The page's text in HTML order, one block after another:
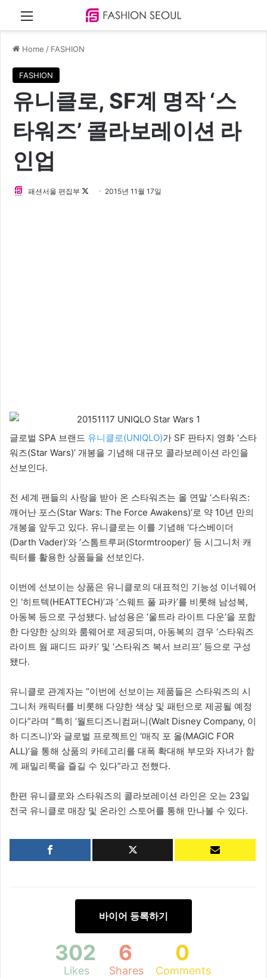
Home / FASHION
FASHION
유니클로, SF계 명작 ‘스
타워즈’ 콜라보레이션 라
인업
패션서울 편집부 2015년 11월 17일
글로벌 SPA 브랜드 유니클로(UNIQLO)가 SF 판타지 영화 ‘스타
워즈(Star Wars)’ 개봉을 기념해 대규모 콜라보레이션 라인을
선보인다.
전 세계 팬들의 사랑을 받아 온 스타워즈는 올 연말 ‘스타워즈:
깨어난 포스(Star Wars: The Force Awakens)’로 약 10년 만의
개봉을 앞두고 있다. 유니클로는 이를 기념해 ‘다스베이더
(Darth Vader)’와 ‘스톰트루퍼(Stormtrooper)’ 등 시그니처 캐
릭터를 활용한 상품들을 선보인다.
이번에 선보이는 상품은 유니클로의 대표적인 기능성 이너웨어
인 ‘히트텍(HEATTECH)’과 ‘스웨트 풀 파카’를 비롯해 남성복,
아동복 등으로 구성됐다. 남성용은 ‘울트라 라이트 다운’을 포함
한 다양한 상의와 룸웨어로 제공되며, 아동복의 경우 ‘스타워즈
라이트 웜 패디드 파카’ 및 ‘스타워즈 복서 브리프’ 등으로 구성
됐다.
유니클로 관계자는 “이번에 선보이는 제품들은 스타워즈의 시
그니처 캐릭터를 비롯해 다양한 색상 및 패턴으로 제공될 예정
이다”라며 “특히 ‘월트디즈니컴퍼니(Walt Disney Company, 이
하 디즈니)’와 글로벌 프로젝트인 ‘매직 포 올(MAGIC FOR
ALL)’을 통해 상품의 카테고리를 대폭 확대해 부모와 자녀가 함
께 패밀리룩을 즐길 수 있다”라고 전했다.
한편 유니클로와 스타워즈의 콜라보레이션 라인은 오는 23일
전국 유니클로 매장 및 온라인 스토어를 통해 만나볼 수 있다.
바이어 등록하기
302
Likes
6
Shares
0
Comments